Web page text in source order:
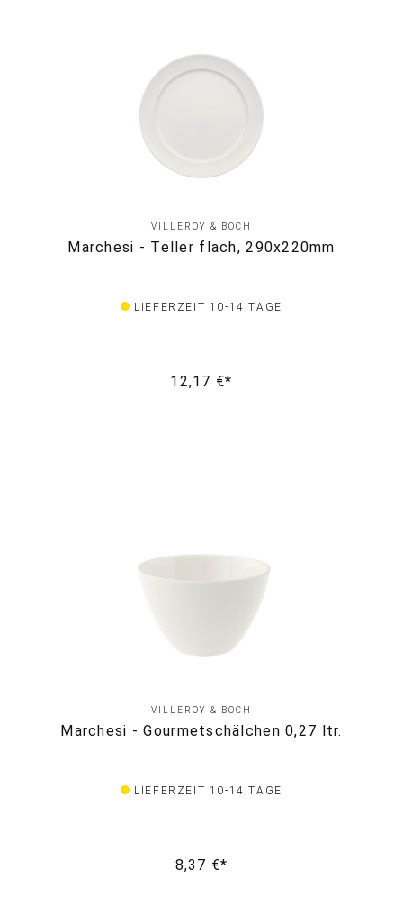
VILLEROY & BOCH
Marchesi - Teller flach, 290x220mm
LIEFERZEIT 10-14 TAGE
12,17 €*
VILLEROY & BOCH
Marchesi - Gourmetschälchen 0,27 ltr.
LIEFERZEIT 10-14 TAGE
8,37 €*